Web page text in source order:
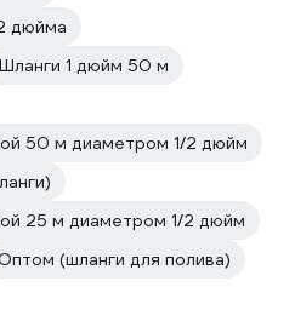
дюйма
Шланги 1 дюйм 50 м
50 м диаметром 1/2 дюйм
25 м диаметром 1/2 дюйм
(шланги для полива)